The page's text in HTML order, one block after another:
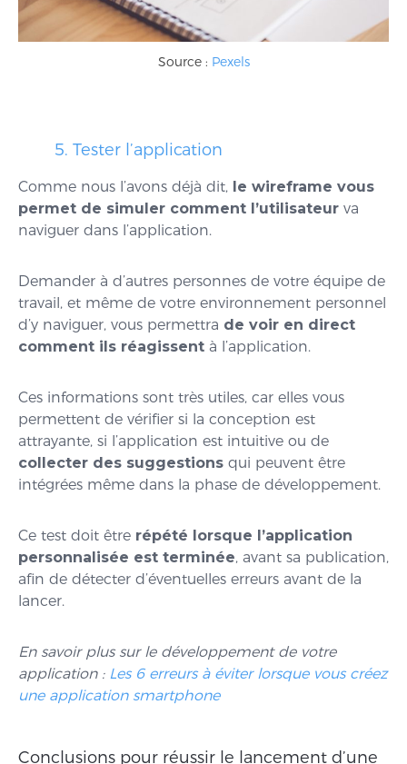
Source : Pexels
5. Tester l’application
Comme nous l’avons déjà dit, le wireframe vous
permet de simuler comment l’utilisateur va
naviguer dans l’application.
Demander à d’autres personnes de votre équipe de
travail, et même de votre environnement personnel
d’y naviguer, vous permettra de voir en direct
comment ils réagissent à l’application.
Ces informations sont très utiles, car elles vous
permettent de vérifier si la conception est
attrayante, si l’application est intuitive ou de
collecter des suggestions qui peuvent être
intégrées même dans la phase de développement.
Ce test doit être répété lorsque l’application
personnalisée est terminée, avant sa publication,
afin de détecter d’éventuelles erreurs avant de la
lancer.
En savoir plus sur le développement de votre
application : Les 6 erreurs à éviter lorsque vous créez
une application smartphone
Conclusions pour réussir le lancement d’une